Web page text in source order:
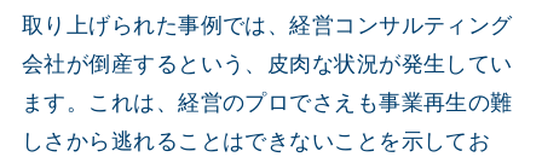
取り上げられた事例では、経営コンサルティング
会社が倒産するという、皮肉な状況が発生してい
ます。これは、経営のプロでさえも事業再生の難
しさから逃れることはできないことを示してお